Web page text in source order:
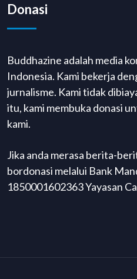
Donasi
Buddhazine adalah media
Indonesia. Kami bekerja
jurnalisme. Kami tidak
itu, kami membuka donasi
kami.
Jika anda merasa berita-
bordonasi melalui Bank
1850001602363 Yayasan